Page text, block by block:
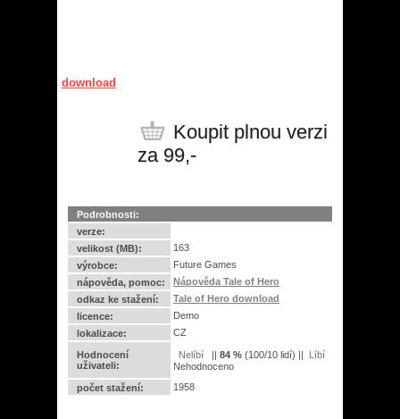
download
Koupit plnou verzi
za 99,-
Podrobnosti:
verze:
velikost (MB):
163
výrobce:
Future Games
nápověda, pomoc:
Nápověda Tale of Hero
odkaz ke stažení:
Tale of Hero download
licence:
Demo
lokalizace:
CZ
Hodnocení
uživateli:
|| 84 % (100/10 lidí) ||
Nehodnoceno
počet stažení:
1958